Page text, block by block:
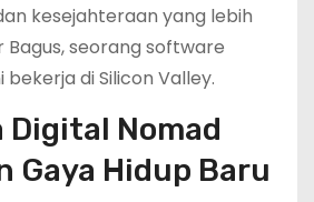
kesejahteraan yang lebih
Bagus, seorang software
di Silicon Valley.
Digital Nomad
Gaya Hidup Baru